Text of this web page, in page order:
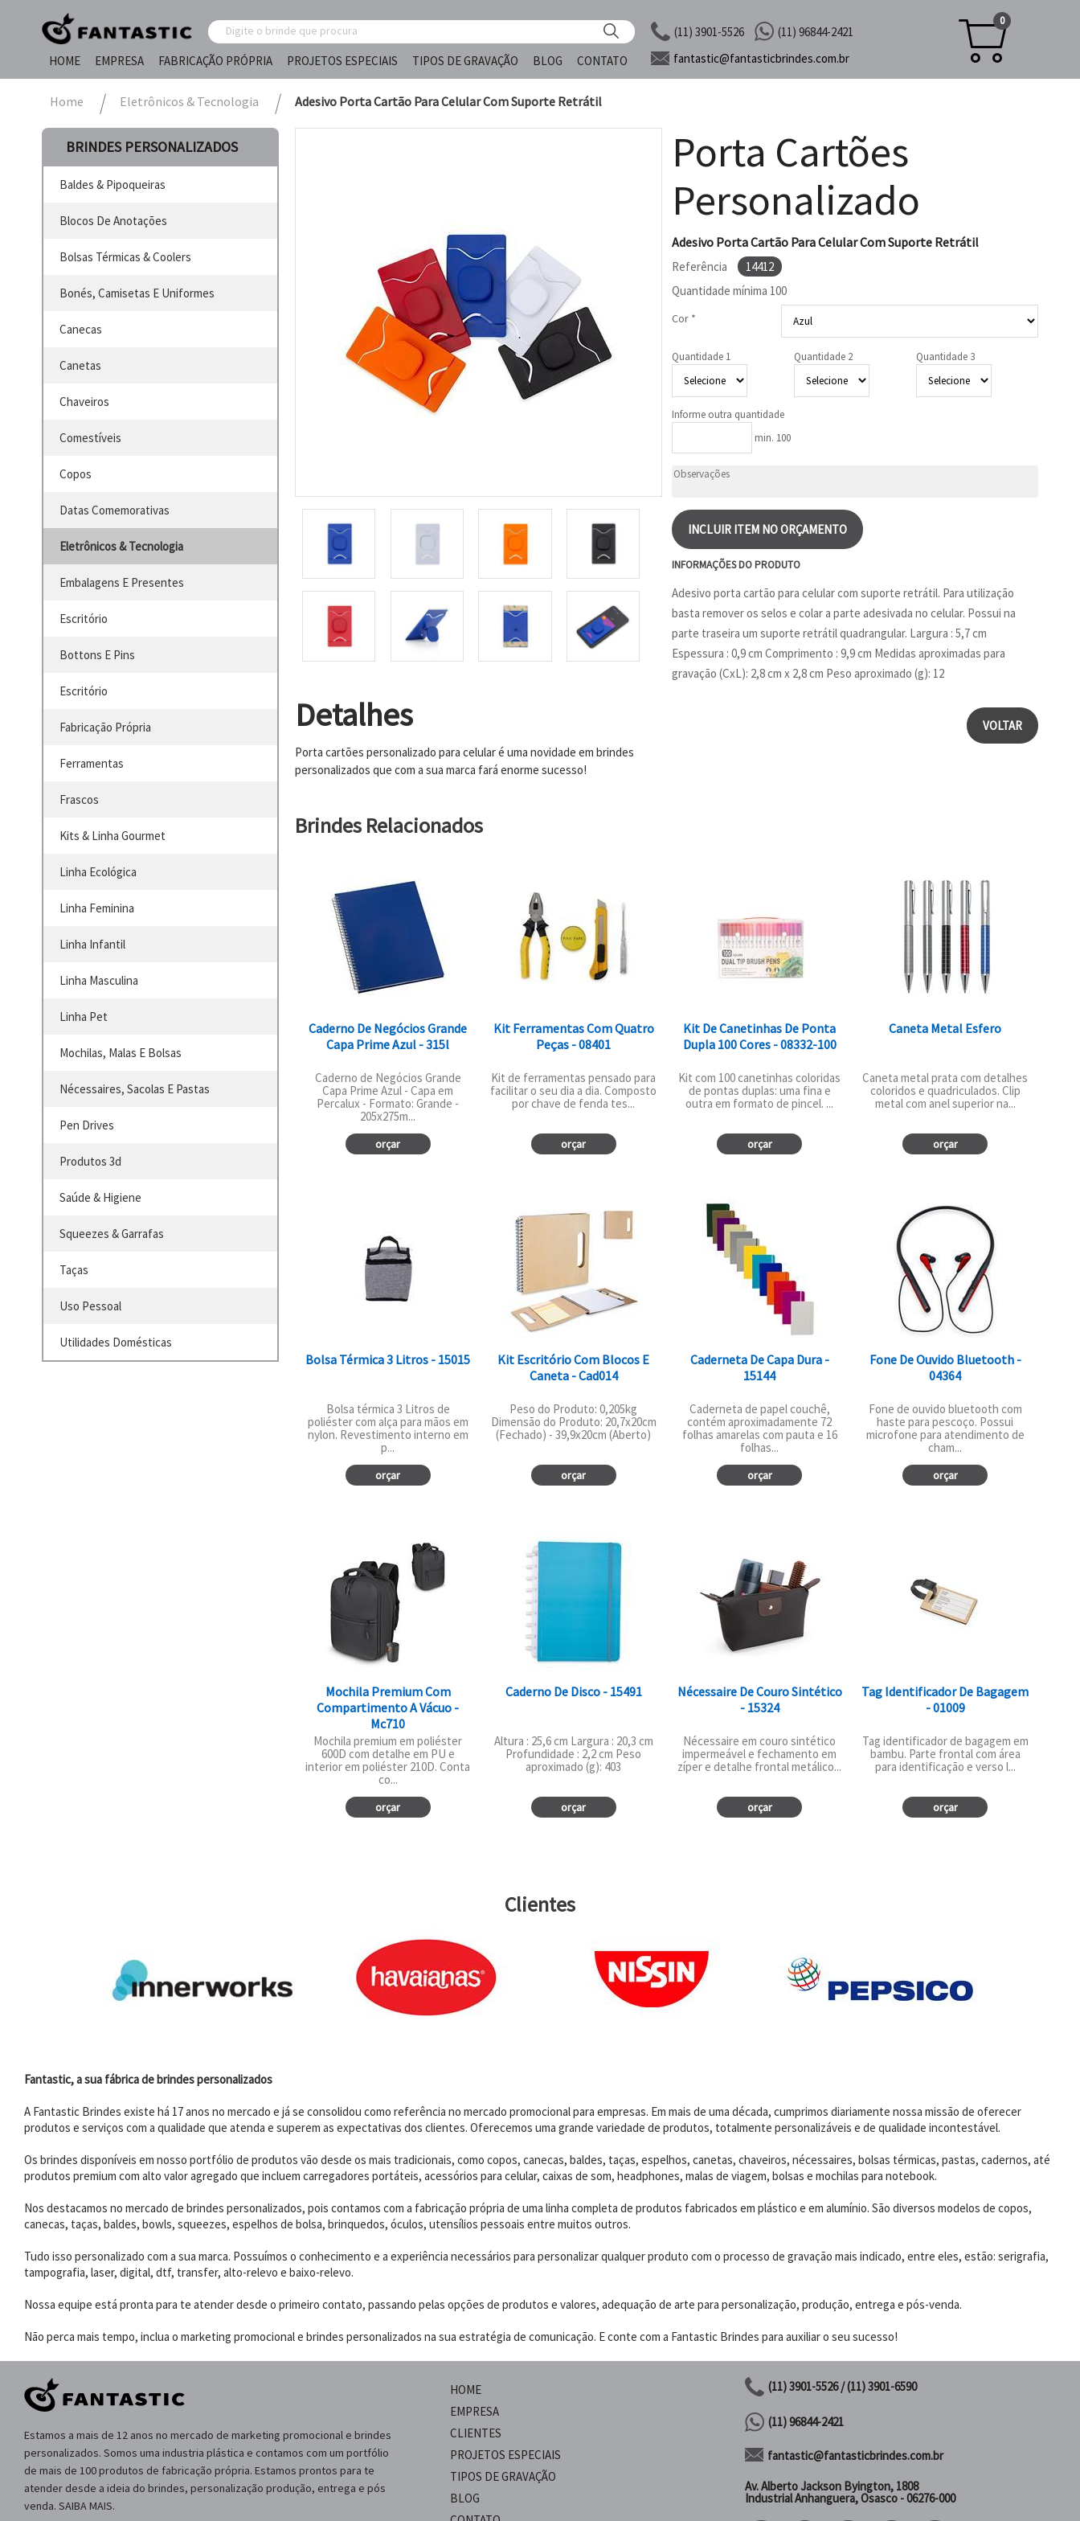
(11) 3901-5526
(11) 96844-2421
HOME
EMPRESA FABRICAÇÃO PRÓPRIA PROJETOS ESPECIAIS TIPOS DE GRAVAÇÃO BLOG CONTATO fantastic@fantasticbrindes.com.br
0
Home Eletrônicos & Tecnologia Adesivo Porta Cartão Para Celular Com Suporte Retrátil
BRINDES PERSONALIZADOS
Baldes & Pipoqueiras
Blocos De Anotações
Bolsas Térmicas & Coolers
Bonés, Camisetas E Uniformes
Canecas
Canetas
Chaveiros
Comestíveis
Copos
Datas Comemorativas
Eletrônicos & Tecnologia
Embalagens E Presentes
Escritório
Bottons E Pins
Escritório
Fabricação Própria
Ferramentas
Frascos
Kits & Linha Gourmet
Linha Ecológica
Linha Feminina
Linha Infantil
Linha Masculina
Linha Pet
Mochilas, Malas E Bolsas
Nécessaires, Sacolas E Pastas
Pen Drives
Produtos 3d
Saúde & Higiene
Squeezes & Garrafas
Taças
Uso Pessoal
Utilidades Domésticas
Detalhes
Porta cartões personalizado para celular é uma novidade em brindes
personalizados que com a sua marca fará enorme sucesso!
Porta Cartões
Personalizado
Adesivo Porta Cartão Para Celular Com Suporte Retrátil
Referência
14412
Quantidade mínima 100
Cor *
Quantidade 1 Quantidade 2 Quantidade 3
Informe outra quantidade
min. 100
INCLUIR ITEM NO ORÇAMENTO
INFORMAÇÕES DO PRODUTO
Adesivo porta cartão para celular com suporte retrátil. Para utilização
basta remover os selos e colar a parte adesivada no celular. Possui na
parte traseira um suporte retrátil quadrangular. Largura : 5,7 cm
Espessura : 0,9 cm Comprimento : 9,9 cm Medidas aproximadas para
gravação (CxL): 2,8 cm x 2,8 cm Peso aproximado (g): 12
VOLTAR
Brindes Relacionados
Caderno De Negócios Grande
Capa Prime Azul - 315l
Caderno de Negócios Grande
Capa Prime Azul - Capa em
Percalux - Formato: Grande -
205x275m...
orçar
Kit Ferramentas Com Quatro
Peças - 08401
Kit de ferramentas pensado para
facilitar o seu dia a dia. Composto
por chave de fenda tes...
orçar
Kit De Canetinhas De Ponta
Dupla 100 Cores - 08332-100
Kit com 100 canetinhas coloridas
de pontas duplas: uma fina e
outra em formato de pincel. ...
orçar
Caneta Metal Esfero
Caneta metal prata com detalhes
coloridos e quadriculados. Clip
metal com anel superior na...
orçar
Bolsa Térmica 3 Litros - 15015
Bolsa térmica 3 Litros de
poliéster com alça para mãos em
nylon. Revestimento interno em
p...
orçar
Kit Escritório Com Blocos E
Caneta - Cad014
Peso do Produto: 0,205kg
Dimensão do Produto: 20,7x20cm
(Fechado) - 39,9x20cm (Aberto)
orçar
Caderneta De Capa Dura -
15144
Caderneta de papel couchê,
contém aproximadamente 72
folhas amarelas com pauta e 16
folhas...
orçar
Fone De Ouvido Bluetooth -
04364
Fone de ouvido bluetooth com
haste para pescoço. Possui
microfone para atendimento de
cham...
orçar
Mochila Premium Com
Compartimento A Vácuo -
Mc710
Mochila premium em poliéster
600D com detalhe em PU e
interior em poliéster 210D. Conta
co...
orçar
Caderno De Disco - 15491
Altura : 25,6 cm Largura : 20,3 cm
Profundidade : 2,2 cm Peso
aproximado (g): 403
orçar
Nécessaire De Couro Sintético
- 15324
Nécessaire em couro sintético
impermeável e fechamento em
zíper e detalhe frontal metálico...
orçar
Tag Identificador De Bagagem
- 01009
Tag identificador de bagagem em
bambu. Parte frontal com área
para identificação e verso l...
orçar
Clientes
Fantastic, a sua fábrica de brindes personalizados
A Fantastic Brindes existe há 17 anos no mercado e já se consolidou como referência no mercado promocional para empresas. Em mais de uma década, cumprimos diariamente nossa missão de oferecer
produtos e serviços com a qualidade que atenda e superem as expectativas dos clientes. Oferecemos uma grande variedade de produtos, totalmente personalizáveis e de qualidade incontestável.
Os brindes disponíveis em nosso portfólio de produtos vão desde os mais tradicionais, como copos, canecas, baldes, taças, espelhos, canetas, chaveiros, nécessaires, bolsas térmicas, pastas, cadernos, até
produtos premium com alto valor agregado que incluem carregadores portáteis, acessórios para celular, caixas de som, headphones, malas de viagem, bolsas e mochilas para notebook.
Nos destacamos no mercado de brindes personalizados, pois contamos com a fabricação própria de uma linha completa de produtos fabricados em plástico e em alumínio. São diversos modelos de copos,
canecas, taças, baldes, bowls, squeezes, espelhos de bolsa, brinquedos, óculos, utensílios pessoais entre muitos outros.
Tudo isso personalizado com a sua marca. Possuímos o conhecimento e a experiência necessários para personalizar qualquer produto com o processo de gravação mais indicado, entre eles, estão: serigrafia,
tampografia, laser, digital, dtf, transfer, alto-relevo e baixo-relevo.
Nossa equipe está pronta para te atender desde o primeiro contato, passando pelas opções de produtos e valores, adequação de arte para personalização, produção, entrega e pós-venda.
Não perca mais tempo, inclua o marketing promocional e brindes personalizados na sua estratégia de comunicação. E conte com a Fantastic Brindes para auxiliar o seu sucesso!
Estamos a mais de 12 anos no mercado de marketing promocional e brindes
personalizados. Somos uma industria plástica e contamos com um portfólio
de mais de 100 produtos de fabricação própria. Estamos prontos para te
atender desde a ideia do brindes, personalização produção, entrega e pós
venda. SAIBA MAIS.
HOME
EMPRESA
CLIENTES
PROJETOS ESPECIAIS
TIPOS DE GRAVAÇÃO
BLOG
(11) 3901-5526 / (11) 3901-6590
(11) 96844-2421
fantastic@fantasticbrindes.com.br
Av. Alberto Jackson Byington, 1808
Industrial Anhanguera, Osasco - 06276-000